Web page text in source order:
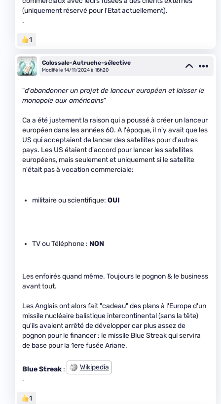
(uniquement réservé pour l'Etat actuellement).
.
1
Colossale-Autruche-sélective
Modifié le 14/11/2024 à 18h20
"d'abandonner un projet de lanceur européen et laisser le
monopole aux américains"
Ca a été justement la raison qui a poussé à créer un lanceur
européen dans les années 60. A l'époque, il n'y avait que les
US qui acceptaient de lancer des satellites pour d'autres
pays. Les US étaient d'accord pour lancer les satellites
européens, mais seulement et uniquement si le satellite
n'était pas à vocation commerciale:
militaire ou scientifique: OUI
TV ou Téléphone : NON
Les enfoirés quand même. Toujours le pognon & le business
avant tout.
Les Anglais ont alors fait "cadeau" des plans à l'Europe d'un
missile nucléaire balistique intercontinental (sans la tête)
qu'ils avaient arrêté de développer car plus assez de
pognon pour le financer : le missile Blue Streak qui servira
de base pour la 1ere fusée Ariane.
Blue Streak :
Wikipedia
.
1